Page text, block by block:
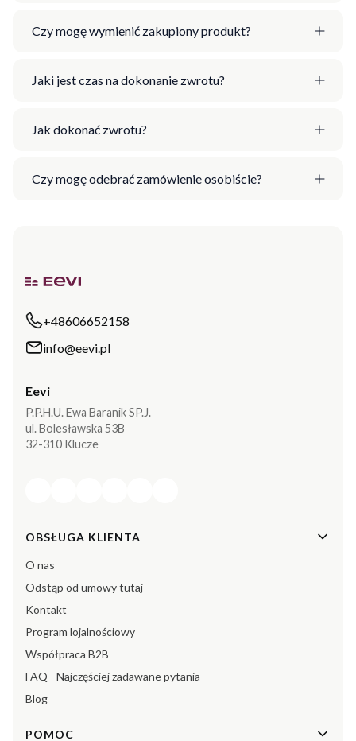
Czy mogę wymienić zakupiony produkt?
Jaki jest czas na dokonanie zwrotu?
Jak dokonać zwrotu?
Czy mogę odebrać zamówienie osobiście?
+48606652158
info@eevi.pl
Eevi
P.P.H.U. Ewa Baranik SP.J.
ul. Bolesławska 53B
32-310 Klucze
Linki w stopce
OBSŁUGA KLIENTA
O nas
Odstąp od umowy tutaj
Kontakt
Program lojalnościowy
Współpraca B2B
FAQ - Najczęściej zadawane pytania
Blog
POMOC